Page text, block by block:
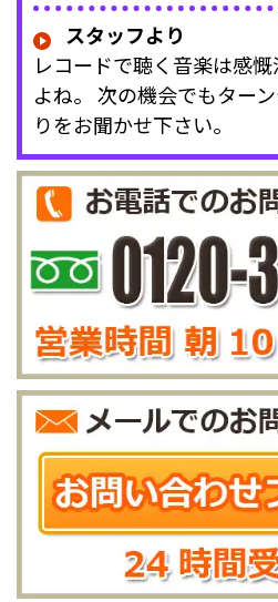
スタッフより
レコードで聴く音楽は感
よね。 次の機会でもター
りをお聞かせ下さい。